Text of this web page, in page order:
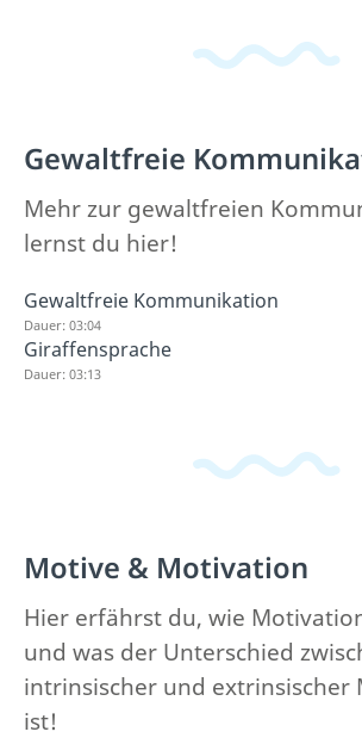
Gewaltfreie
Mehr zur gewaltfreien
lernst du hier!
Gewaltfreie Kommunikation
Dauer: 03:04
Giraffensprache
Dauer: 03:13
Motive & Motivation
Hier erfährst du, wie
und was der Unterschied
intrinsischer und extrinsischer
ist!